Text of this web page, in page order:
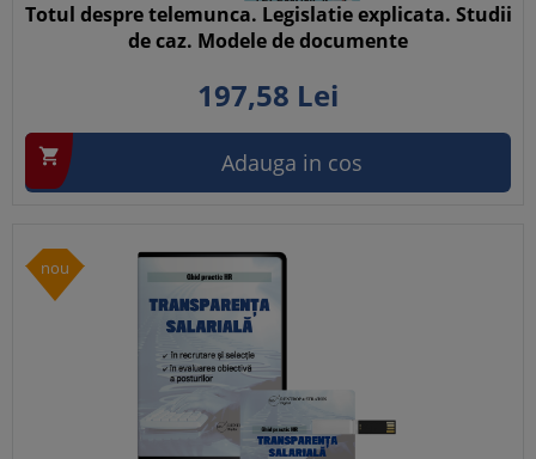
Totul despre telemunca. Legislatie explicata. Studii
de caz. Modele de documente
197,58 Lei
 Adauga in cos
nou